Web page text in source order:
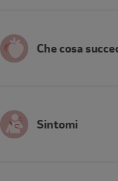
Che cosa
Sintomi